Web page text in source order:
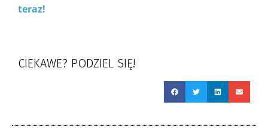
teraz!
CIEKAWE? PODZIEL SIĘ!